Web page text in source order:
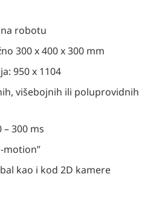
robotu
300 x 400 x 300 mm
950 x 1104
višebojnih ili poluprovidnih
– 300 ms
motion”
kao i kod 2D kamere